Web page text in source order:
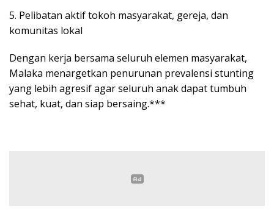
5. Pelibatan aktif tokoh masyarakat, gereja, dan
komunitas lokal
Dengan kerja bersama seluruh elemen masyarakat,
Malaka menargetkan penurunan prevalensi stunting
yang lebih agresif agar seluruh anak dapat tumbuh
sehat, kuat, dan siap bersaing.***